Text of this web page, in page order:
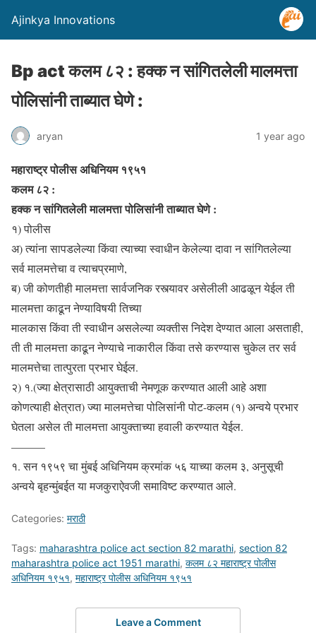
Ajinkya Innovations
Bp act कलम ८२ : हक्क न सांगितलेली मालमत्ता
पोलिसांनी ताब्यात घेणे :
aryan 1 year ago
महाराष्ट्र पोलीस अधिनियम १९५१
कलम ८२ :
हक्क न सांगितलेली मालमत्ता पोलिसांनी ताब्यात घेणे :
१) पोलीस
अ) त्यांना सापडलेल्या किंवा त्याच्या स्वाधीन केलेल्या दावा न सांगितलेल्या
सर्व मालमत्तेचा व त्याचप्रमाणे,
ब) जी कोणतीही मालमत्ता सार्वजनिक रस्त्यावर असेलीली आढळून येईल ती
मालमत्ता काढून नेण्याविषयी तिच्या
मालकास किंवा ती स्वाधीन असलेल्या व्यक्तीस निदेश देण्यात आला असताही,
ती ती मालमत्ता काढून नेण्याचे नाकारील किंवा तसे करण्यास चुकेल तर सर्व
मालमत्तेचा तात्पुरता प्रभार घेईल.
२) १.(ज्या क्षेत्रासाठी आयुक्ताची नेमणूक करण्यात आली आहे अशा
कोणत्याही क्षेत्रात) ज्या मालमत्तेचा पोलिसांनी पोट-कलम (१) अन्वये प्रभार
घेतला असेल ती मालमत्ता आयुक्ताच्या हवाली करण्यात येईल.
———
१. सन १९५९ चा मुंबई अधिनियम क्रमांक ५६ याच्या कलम ३, अनुसूची
अन्वये बृहन्मुंबईत या मजकुराऐवजी समाविष्ट करण्यात आले.
Categories: मराठी
Tags: maharashtra police act section 82 marathi, section 82
maharashtra police act 1951 marathi, कलम ८२ महाराष्ट्र पोलीस
अधिनियम १९५१, महाराष्ट्र पोलीस अधिनियम १९५१
Leave a Comment